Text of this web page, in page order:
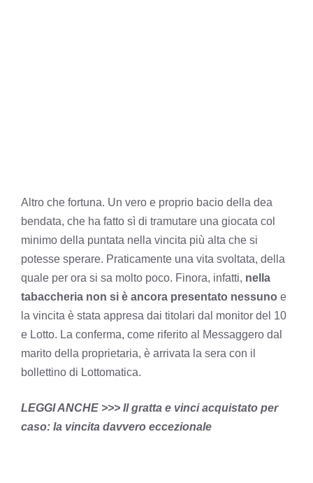
Altro che fortuna. Un vero e proprio bacio della dea
bendata, che ha fatto sì di tramutare una giocata col
minimo della puntata nella vincita più alta che si
potesse sperare. Praticamente una vita svoltata, della
quale per ora si sa molto poco. Finora, infatti, nella
tabaccheria non si è ancora presentato nessuno e
la vincita è stata appresa dai titolari dal monitor del 10
e Lotto. La conferma, come riferito al Messaggero dal
marito della proprietaria, è arrivata la sera con il
bollettino di Lottomatica.
LEGGI ANCHE >>> Il gratta e vinci acquistato per
caso: la vincita davvero eccezionale